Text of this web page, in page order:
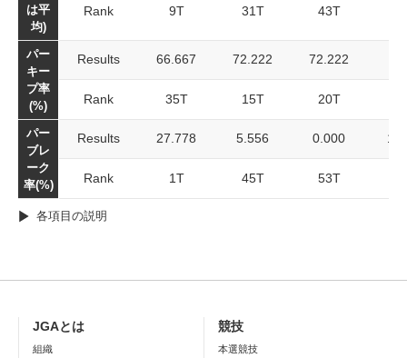
は平
均)
Rank 9T 31T 43T
パー
キー
プ率
(%)
Results 66.667 72.222 72.222
Rank 35T 15T 20T
パー
ブレ
ーク
率(%)
Results 27.778 5.556 0.000
Rank 1T 45T 53T
各項目の説明
JGAとは
組織
競技
本選競技